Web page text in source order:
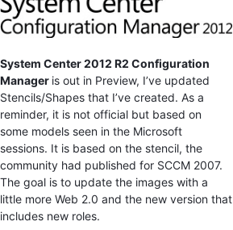
System Center 2012 R2 Configuration
Manager is out in Preview, I’ve updated
Stencils/Shapes that I’ve created. As a
reminder, it is not official but based on
some models seen in the Microsoft
sessions. It is based on the stencil, the
community had published for SCCM 2007.
The goal is to update the images with a
little more Web 2.0 and the new version that
includes new roles.